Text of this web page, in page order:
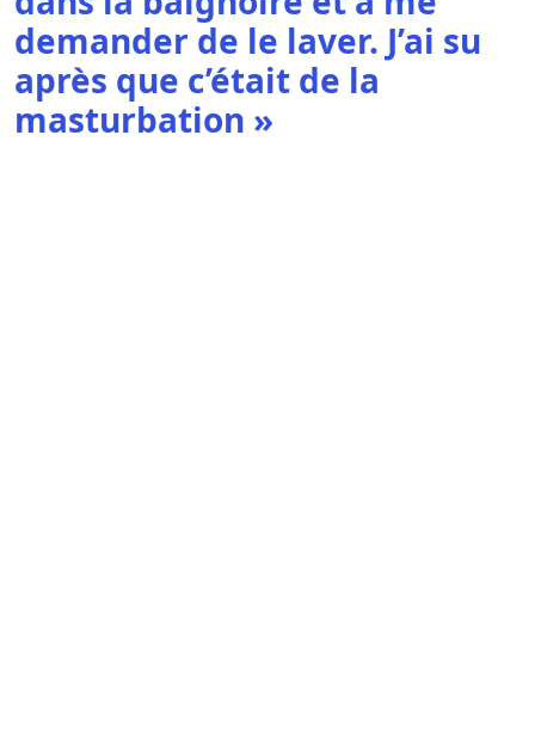
demander de le laver. J’ai su
après que c’était de la
masturbation »